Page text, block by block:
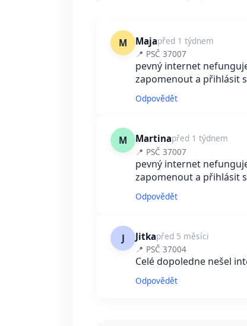
M Majapřed 1 týdnem
📍 PSČ 37007
pevný internet
zapomenout a přihlásit
Odpovědět
M Martinapřed 1 týdnem
📍 PSČ 37007
pevný internet
zapomenout a přihlásit
Odpovědět
J Jitkapřed 5 měsíci
📍 PSČ 37004
Celé dopoledne nešel
Odpovědět